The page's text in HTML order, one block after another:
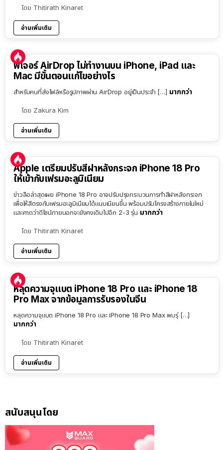
โดย Thitirath Kinaret
อ่านเพิ่มเติม
ฟีเจอร์ AirDrop ไม่ทำงานบน iPhone, iPad และ
Mac มีขั้นตอนแก้ไขอย่างไร
สำหรับคนที่ส่งไฟล์หรือรูปภาพผ่าน AirDrop อยู่เป็นประจำ […] มากกว่า
โดย Zakura Kim
อ่านเพิ่มเติม
Apple เตรียมปรับสีฝาหลังกระจก iPhone 18 Pro
ให้เข้ากับเฟรมอะลูมิเนียม
ข่าวลือล่าสุดเผย iPhone 18 Pro อาจปรับปรุงกระบวนการทำสีฝาหลังกระจก
เพื่อให้สีตรงกับเฟรมอะลูมิเนียมได้แนบเนียนขึ้น พร้อมปรับโครงสร้างภายในใหม่
และคาดว่าดีไซน์ภายนอกจะยังคงเดิมไปอีก 2-3 รุ่น มากกว่า
โดย Thitirath Kinaret
อ่านเพิ่มเติม
หลุดความจุแบต iPhone 18 Pro และ iPhone 18
Pro Max จากข้อมูลการรับรองในจีน
หลุดความจุแบต iPhone 18 Pro และ iPhone 18 Pro Max พบรุ่ […]
มากกว่า
โดย Thitirath Kinaret
อ่านเพิ่มเติม
สนับสนุนโดย